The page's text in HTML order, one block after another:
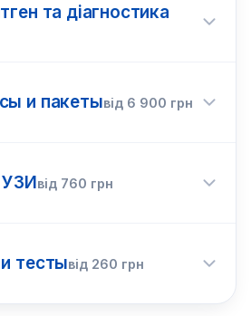
та діагностика
и пакетывід 6 900 грн
УЗИвід 760 грн
тестывід 260 грн